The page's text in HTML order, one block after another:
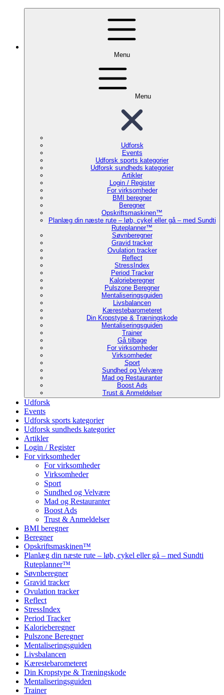
Menu
Menu
Udforsk
Events
Udforsk sports kategorier
Udforsk sundheds kategorier
Artikler
Login / Register
For virksomheder
BMI beregner
Beregner
Opskriftsmaskinen™
Planlæg din næste rute – løb, cykel eller gå – med Sundti
Ruteplanner™
Søvnberegner
Gravid tracker
Ovulation tracker
Reflect
StressIndex
Period Tracker
Kalorieberegner
Pulszone Beregner
Mentaliseringsguiden
Livsbalancen
Kærestebarometeret
Din Kropstype & Træningskode
Mentaliseringsguiden
Trainer
Gå tilbage
For virksomheder
Virksomheder
Sport
Sundhed og Velvære
Mad og Restauranter
Boost Ads
Trust & Anmeldelser
Udforsk
Events
Udforsk sports kategorier
Udforsk sundheds kategorier
Artikler
Login / Register
For virksomheder
For virksomheder
Virksomheder
Sport
Sundhed og Velvære
Mad og Restauranter
Boost Ads
Trust & Anmeldelser
BMI beregner
Beregner
Opskriftsmaskinen™
Planlæg din næste rute – løb, cykel eller gå – med Sundti
Ruteplanner™
Søvnberegner
Gravid tracker
Ovulation tracker
Reflect
StressIndex
Period Tracker
Kalorieberegner
Pulszone Beregner
Mentaliseringsguiden
Livsbalancen
Kærestebarometeret
Din Kropstype & Træningskode
Mentaliseringsguiden
Trainer